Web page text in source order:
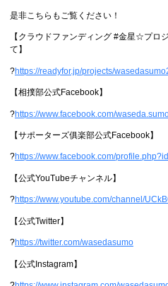
是非こちらもご覧ください！
【クラウドファンディング #金星☆プロ
て】
?https://readyfor.jp/projects/
【相撲部公式Facebook】
?https://www.facebook.com/
【サポーターズ俱楽部公式Facebook】
?https://www.facebook.com/
【公式YouTubeチャンネル】
?https://www.youtube.com/channel/
【公式Twitter】
?https://twitter.com/wasedasumo
【公式Instagram】